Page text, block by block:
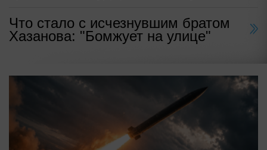
Что стало с исчезнувшим братом
Хазанова: "Бомжует на улице"